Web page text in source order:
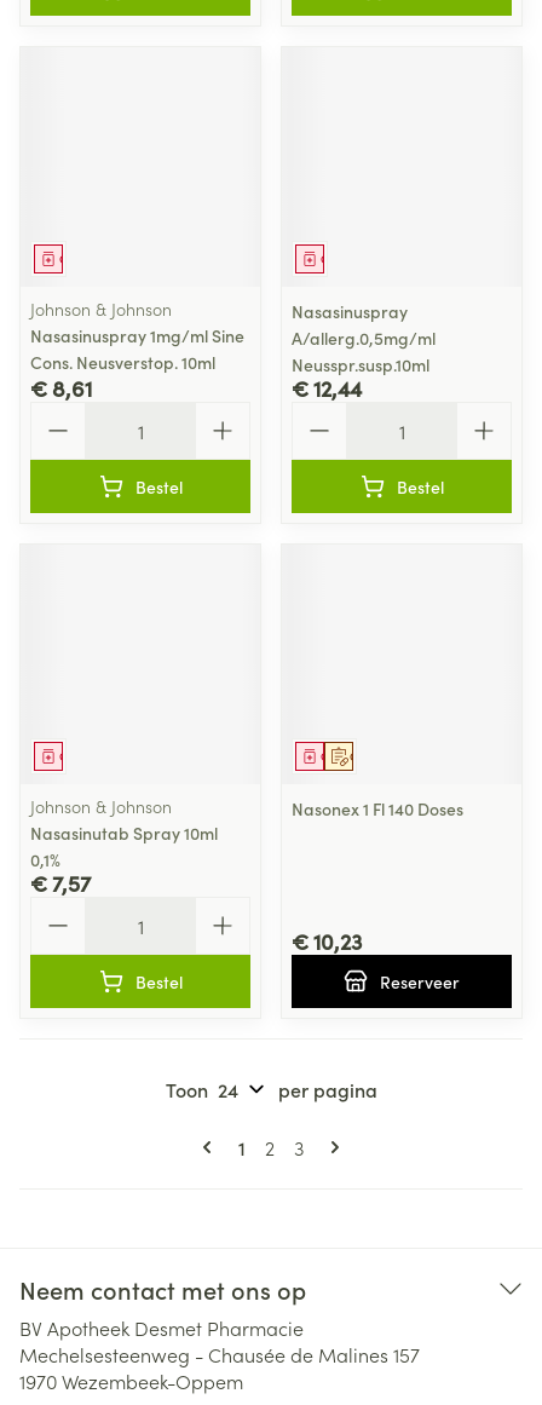
Geneesmiddel
Johnson & Johnson
Nasasinuspray 1mg/ml Sine
Cons. Neusverstop. 10ml
€ 8,61
Bestel
Geneesmiddel
Nasasinuspray
A/allerg.0,5mg/ml
Neusspr.susp.10ml
€ 12,44
Bestel
Geneesmiddel
Johnson & Johnson
Nasasinutab Spray 10ml
0,1%
€ 7,57
Bestel
Op voorschrift
Geneesmiddel
Nasonex 1 Fl 140 Doses
€ 10,23
Reserveer
Pagina's
U lees momenteel pagina
1 Pagina
2 Pagina
3
Toon per pagina
Neem contact met ons op
BV Apotheek Desmet Pharmacie
Mechelsesteenweg - Chausée de Malines 157
1970Wezembeek-Oppem